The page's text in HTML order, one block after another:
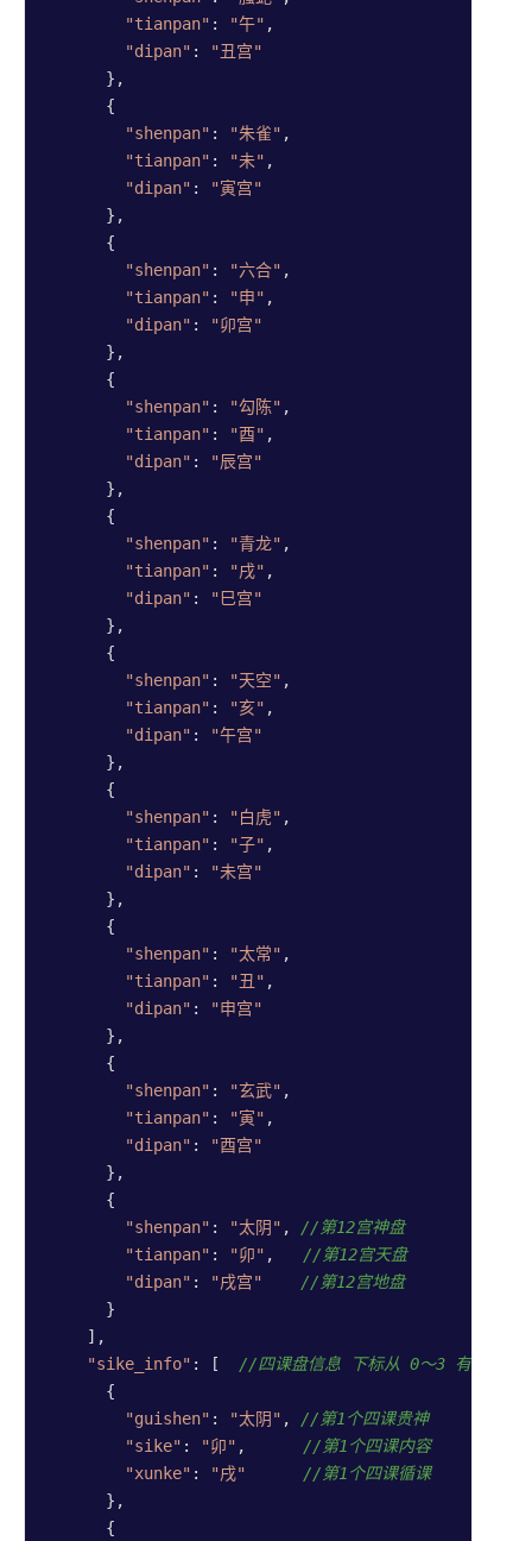
"tianpan" : "午" ,
"dipan" :
"丑宫"
      },
      {
"shenpan" : "朱雀" ,
"tianpan" : "未" ,
"dipan" :
"寅宫"
      },
      {
"shenpan" : "六合‌" ,
"tianpan" : "申" ,
"dipan" :
"卯宫"
      },
      {
"shenpan" : "勾陈" ,
"tianpan" : "酉" ,
"dipan" :
"辰宫"
      },
      {
"shenpan" : "青龙" ,
"tianpan" : "戌" ,
"dipan" :
"巳宫"
      },
      {
"shenpan" : "天空" ,
"tianpan" : "亥" ,
"dipan" :
"午宫"
      },
      {
"shenpan" : "白虎" ,
"tianpan" : "子" ,
"dipan" :
"未宫"
      },
      {
"shenpan" : "太常" ,
"tianpan" : "丑" ,
"dipan" :
"申宫"
      },
      {
"shenpan" : "玄武" ,
"tianpan" : "寅" ,
"dipan" :
"酉宫"
      },
      {
"shenpan" : "太阴" , //第12宫神盘
"tianpan" : "卯" , //第12宫天盘
"dipan" : "戌宫"
//第12宫地盘
      }
    ],
"sike_info" : [ //四课盘信息 下标从 0～3 有四个数
      {
"guishen" : "太阴" , //第1个四课贵神
"sike" : "卯" , //第1个四课内容
"xunke" : "戌"
//第1个四课循课
      },
      {